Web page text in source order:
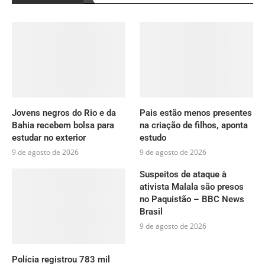
Jovens negros do Rio e da
Bahia recebem bolsa para
estudar no exterior
9 de agosto de 2026
Pais estão menos presentes
na criação de filhos, aponta
estudo
9 de agosto de 2026
Polícia registrou 783 mil
Suspeitos de ataque à
ativista Malala são presos
no Paquistão – BBC News
Brasil
9 de agosto de 2026